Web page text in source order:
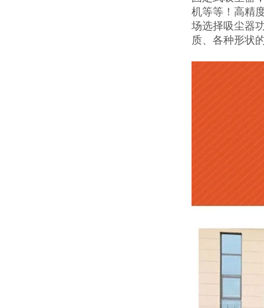
机等等！高精
场选择吸尘器
质、各种形状